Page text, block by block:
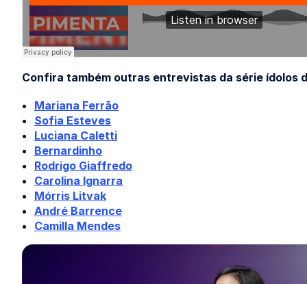
Confira também outras entrevistas da série ídolos
Mariana Ferrão
Sofia Esteves
Luciana Caletti
Bernardinho
Rodrigo Giaffredo
Carolina Ignarra
Mórris Litvak
André Barrence
Camilla Mendes